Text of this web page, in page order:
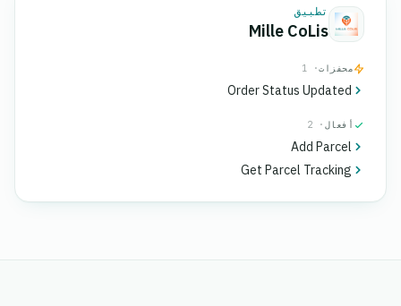
تطبيق
Mille CoLis
محفزات· 1
Order Status Updated
أفعال · 2
Add Parcel
Get Parcel Tracking